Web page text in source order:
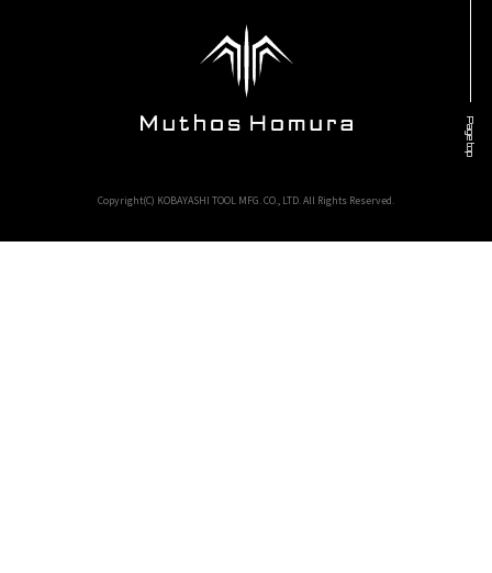
Copyright(C) KOBAYASHI TOOL MFG. CO., LTD. All Rights Reserved.
Page top